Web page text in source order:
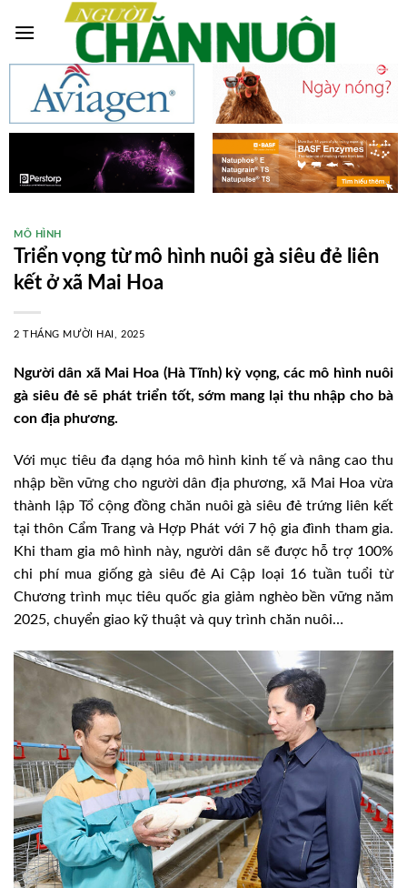
MÔ HÌNH
Triển vọng từ mô hình nuôi gà siêu đẻ liên
kết ở xã Mai Hoa
2 THÁNG MƯỜI HAI, 2025
Người dân xã Mai Hoa (Hà Tĩnh) kỳ vọng, các mô hình nuôi
gà siêu đẻ sẽ phát triển tốt, sớm mang lại thu nhập cho bà
con địa phương.
Với mục tiêu đa dạng hóa mô hình kinh tế và nâng cao thu
nhập bền vững cho người dân địa phương, xã Mai Hoa vừa
thành lập Tổ cộng đồng chăn nuôi gà siêu đẻ trứng liên kết
tại thôn Cẩm Trang và Hợp Phát với 7 hộ gia đình tham gia.
Khi tham gia mô hình này, người dân sẽ được hỗ trợ 100%
chi phí mua giống gà siêu đẻ Ai Cập loại 16 tuần tuổi từ
Chương trình mục tiêu quốc gia giảm nghèo bền vững năm
2025, chuyển giao kỹ thuật và quy trình chăn nuôi…